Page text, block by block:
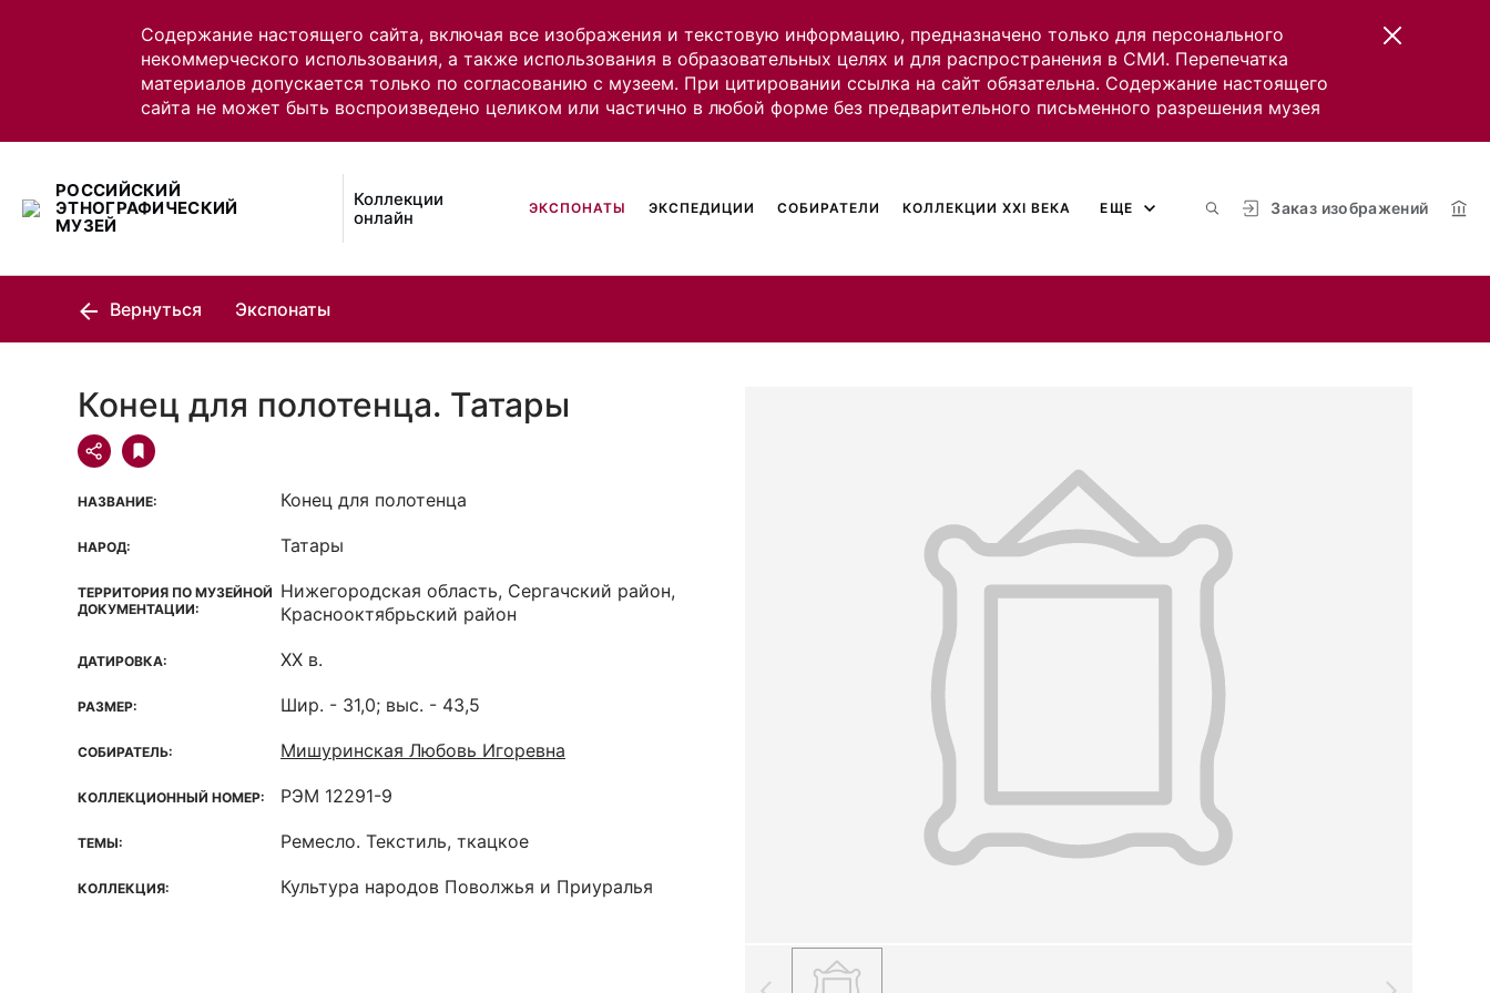
Содержание настоящего сайта, включая все изображения и текстовую информацию, предназначено только для персонального
некоммерческого использования, а также использования в образовательных целях и для распространения в СМИ. Перепечатка
материалов допускается только по согласованию с музеем. При цитировании ссылка на сайт обязательна. Содержание настоящего
сайта не может быть воспроизведено целиком или частично в любой форме без предварительного письменного разрешения музея
РОССИЙСКИЙ
ЭТНОГРАФИЧЕСКИЙ
МУЗЕЙ
Коллекции
онлайн
Заказ изображений
ЭКСПОНАТЫ ЭКСПЕДИЦИИ СОБИРАТЕЛИ КОЛЛЕКЦИИ XXI ВЕКА ЕЩЕ
Вернуться Экспонаты
Конец для полотенца. Татары
НАЗВАНИЕ: Конец для полотенца
НАРОД: Татары
ТЕРРИТОРИЯ ПО МУЗЕЙНОЙ
ДОКУМЕНТАЦИИ:
Нижегородская область, Сергачский район,
Краснооктябрьский район
ДАТИРОВКА: XX в.
РАЗМЕР: Шир. - 31,0; выс. - 43,5
СОБИРАТЕЛЬ: Мишуринская Любовь Игоревна
КОЛЛЕКЦИОННЫЙ НОМЕР: РЭМ 12291-9
ТЕМЫ: Ремесло. Текстиль, ткацкое
КОЛЛЕКЦИЯ: Культура народов Поволжья и Приуралья